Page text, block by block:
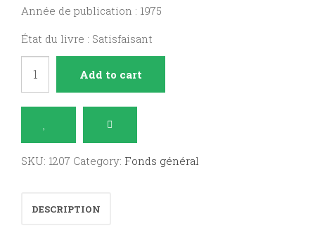
Année de publication : 1975
État du livre : Satisfaisant
:
Kenya,
Add to cart
SKU: 1207 Category: Fonds général
DESCRIPTION